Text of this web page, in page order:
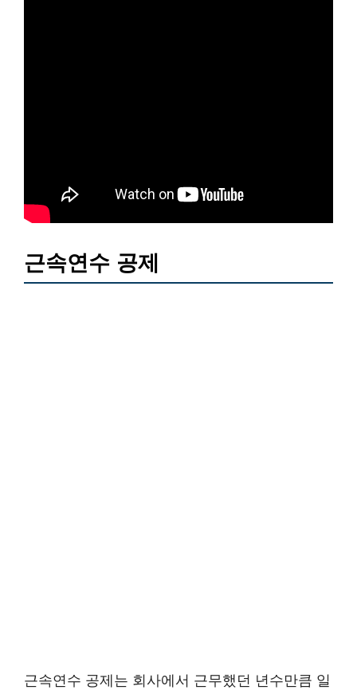
근속연수 공제
근속연수 공제는 회사에서 근무했던 년수만큼 일